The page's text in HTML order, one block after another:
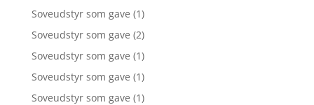
Soveudstyr som gave (1)
Soveudstyr som gave (2)
Soveudstyr som gave (1)
Soveudstyr som gave (1)
Soveudstyr som gave (1)